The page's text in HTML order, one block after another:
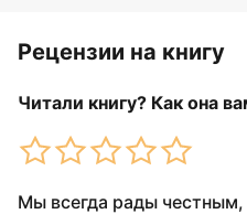
Рецензии на книгу
Читали книгу? Как она
Мы всегда рады